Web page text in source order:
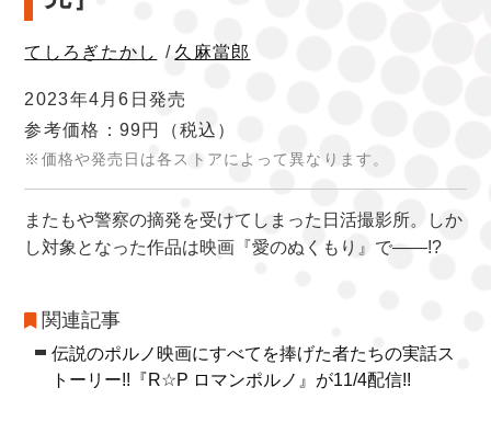
てしろぎたかし / 久麻當郎
2023年4月6日発売
参考価格：99円
（税込）
※価格や発売日は各ストアによって異なります。
またもや警察の摘発を受けてしまった日活撮影所。しか
し対象となった作品は映画『愛のぬくもり』で――!?
関連記事
伝説のポルノ映画にすべてを捧げた者たちの実話ス
トーリー!!『R☆P ロマンポルノ』が11/4配信!!